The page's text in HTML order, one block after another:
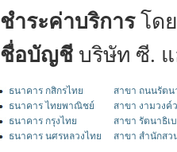
ชำระค่าบริการโด
ชื่อบัญชี บริษัท ซี.
ธนาคาร กสิกรไทย
สาขา ถนนรัตน
ธนาคาร ไทยพาณิชย์
สาขา งามวงค์
ธนาคาร กรุงไทย
สาขา รัตนาธิเ
ธนาคาร นศรหลวงไทย
สาขา สำนักสว